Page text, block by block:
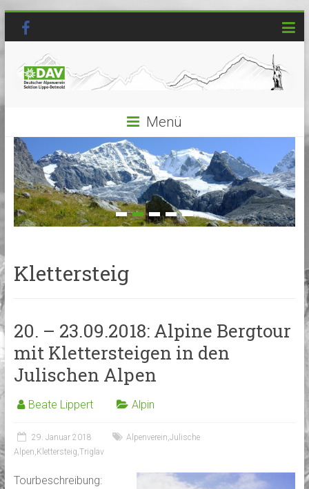
Menü
Klettersteig
20. – 23.09.2018: Alpine Bergtour
mit Klettersteigen in den
Julischen Alpen
Beate Lippert Alpin
29. Januar 2018 Alpenverein Julische
Alpen Klettersteig Triglav
Tourbeschreibung: